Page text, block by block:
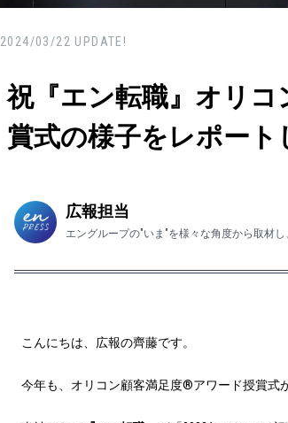
2024/03/22 UPDATE!
祝『エン転職』オリコ
賞式の様子をレポート
広報担当
エングループの"いま"を様々な角度から取材
こんにちは、広報の齊藤です。
今年も、オリコン顧客満足度®アワード授賞式